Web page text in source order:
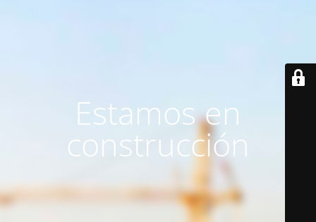
Estamos en
construcción